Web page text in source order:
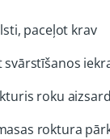
paceļot krav
roku
roktura